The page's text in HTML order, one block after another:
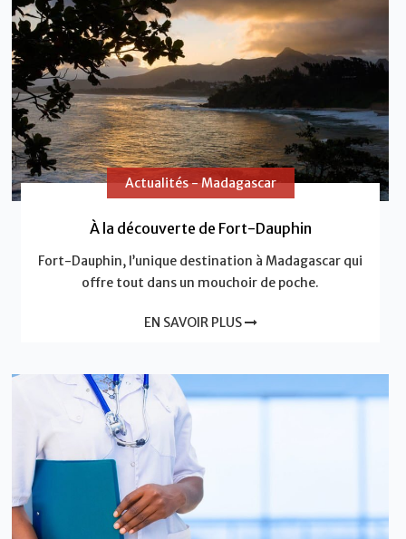
Actualités - Madagascar
À la découverte de Fort-Dauphin
Fort-Dauphin, l’unique destination à Madagascar qui
offre tout dans un mouchoir de poche.
EN SAVOIR PLUS